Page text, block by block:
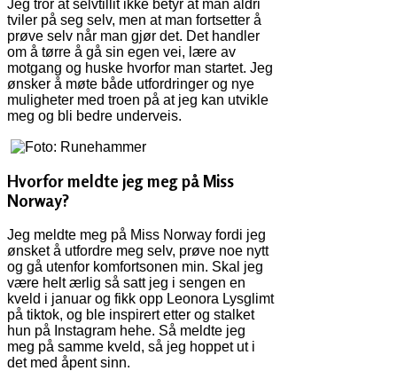
Jeg tror at selvtillit ikke betyr at man aldri
tviler på seg selv, men at man fortsetter å
prøve selv når man gjør det. Det handler
om å tørre å gå sin egen vei, lære av
motgang og huske hvorfor man startet. Jeg
ønsker å møte både utfordringer og nye
muligheter med troen på at jeg kan utvikle
meg og bli bedre underveis.
Hvorfor meldte jeg meg på Miss
Norway?
Jeg meldte meg på Miss Norway fordi jeg
ønsket å utfordre meg selv, prøve noe nytt
og gå utenfor komfortsonen min. Skal jeg
være helt ærlig så satt jeg i sengen en
kveld i januar og fikk opp Leonora Lysglimt
på tiktok, og ble inspirert etter og stalket
hun på Instagram hehe. Så meldte jeg
meg på samme kveld, så jeg hoppet ut i
det med åpent sinn.